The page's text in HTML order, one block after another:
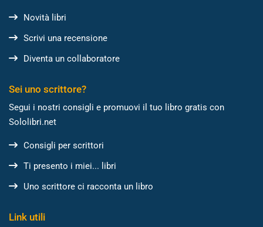
Novità libri
Scrivi una recensione
Diventa un collaboratore
Sei uno scrittore?
Segui i nostri consigli e promuovi il tuo libro gratis con
Sololibri.net
Consigli per scrittori
Ti presento i miei... libri
Uno scrittore ci racconta un libro
Link utili